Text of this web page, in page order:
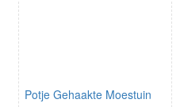
Potje Gehaakte Moestuin